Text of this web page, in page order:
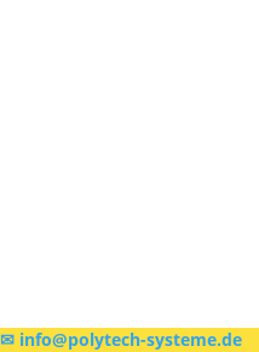
✉ info@polytech-systeme.de